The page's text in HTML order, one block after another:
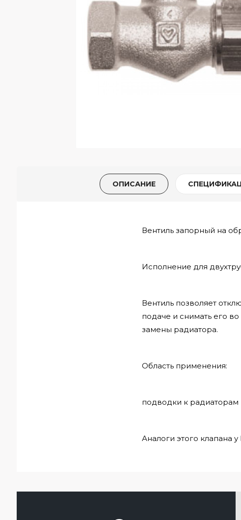
ОПИСАНИЕ
Вентиль запорный на
Исполнение для
Вентиль позволяет
подаче и снимать его
замены радиатора.
Область применения:
подводки к радиаторам
Аналоги этого клапана у